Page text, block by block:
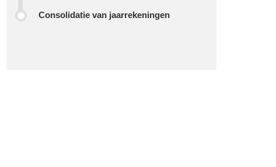
Consolidatie van jaarrekeningen